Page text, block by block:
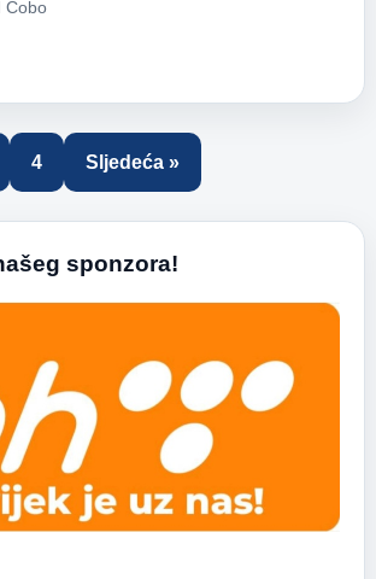
Čobo
4 Sljedeća »
sponzora!